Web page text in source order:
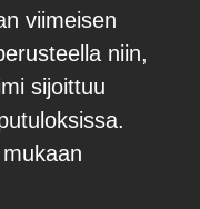
viimeisen
niin,
sijoittuu